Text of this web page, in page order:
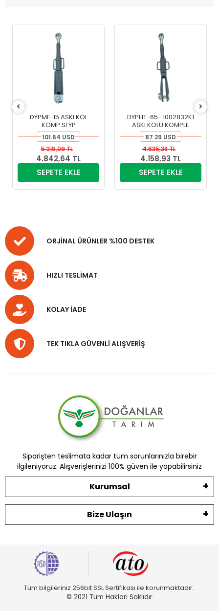
DYPMF-15 ASKI KOL
KOMP.SI YP
101.64 USD
4.842,64 TL
5.319,09 TL
SEPETE EKLE
DYPHT-65- 1002832K1
ASKI KOLU KOMPLE
87.29 USD
4.158,93 TL
4.635,38 TL
SEPETE EKLE
ORJİNAL ÜRÜNLER %100 DESTEK
HIZLI TESLİMAT
KOLAY İADE
TEK TIKLA GÜVENLİ ALIŞVERİŞ
Siparişten teslimata kadar tüm sorunlarınızla birebir
ilgileniyoruz. Alışverişlerinizi 100% güven ile yapabilirsiniz
Kurumsal
Bize Ulaşın
Tüm bilgileriniz 256bit SSL Sertifikası ile korunmaktadır.
© 2021 Tüm Hakları Saklıdır